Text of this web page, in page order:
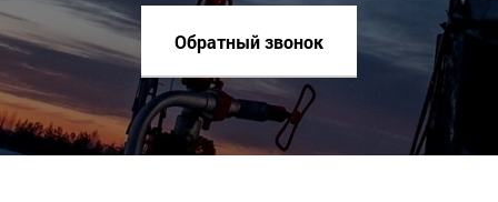
Обратный звонок